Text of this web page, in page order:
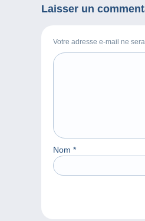
Laisser un
Votre adresse e-mail ne
Nom *